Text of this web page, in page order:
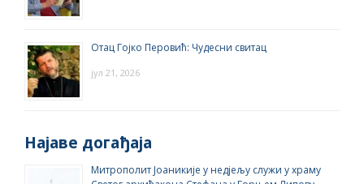
Отац Гојко Перовић: Чудесни свитац
јул 21, 2026
Најаве догађаја
Митрополит Јоаникије у недјељу служи у храму